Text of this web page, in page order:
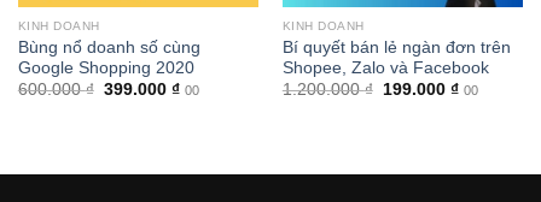
KINH DOANH
Bùng nổ doanh số cùng
Google Shopping 2020
600.000₫ Giá
399.000 ₫Giá
00
KINH DOANH
Bí quyết bán lẻ ngàn đơn trên
Shopee, Zalo và Facebook
1.200.000₫
Giá
199.000 ₫Giá
00